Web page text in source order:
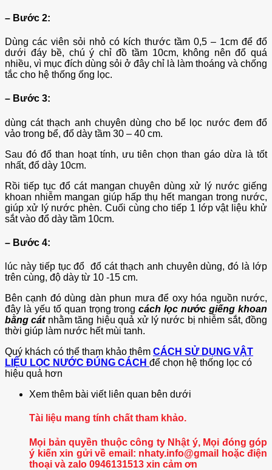
– Bước 2:
Dùng các viên sỏi nhỏ có kích thước tầm 0,5 – 1cm để đổ
dưới đáy bề, chú ý chỉ đồ tầm 10cm, không nên đổ quá
nhiều, vì mục đích dùng sỏi ở đây chỉ là làm thoáng và chống
tắc cho hệ thống ống lọc.
– Bước 3:
dùng cát thạch anh chuyên dùng cho bể lọc nước đem đổ
vảo trong bể, đổ dày tầm 30 – 40 cm.
Sau đó đổ than hoạt tính, ưu tiên chọn than gáo dừa là tốt
nhất, đổ dày 10cm.
Rồi tiếp tục đổ cát mangan chuyên dùng xử lý nước giếng
khoan nhiễm mangan giúp hấp thụ hết mangan trong nước,
giúp xử lý nước phèn. Cuối cùng cho tiếp 1 lớp vật liệu khử
sắt vào đổ dày tầm 10cm.
– Bước 4:
lúc này tiếp tục đổ đổ cát thạch anh chuyên dùng, đó là lớp
trên cùng, độ dày từ 10 -15 cm.
Bên cạnh đó dùng dàn phun mưa để oxy hóa nguồn nước,
đây là yếu tố quan trọng trongcách lọc nước giếng khoan
bằng cátnhằm tăng hiệu quả xử lý nước bị nhiễm sắt, đồng
thời giúp làm nước hết mùi tanh.
Quý khách có thể tham khảo thêm CÁCH SỬ DỤNG VẬT
LIỆU LỌC NƯỚC ĐÚNG CÁCH để chọn hệ thống lọc có
hiệu quả hơn
Xem thêm bài viết liên quan bên dưới
Tài liệu mang tính chất tham khảo.
Mọi bản quyền thuộc công ty Nhật ý, Mọi đóng góp
ý kiến xin gửi về email: nhaty.info@gmail hoặc điện
thoại và zalo 0946131513 xin cảm ơn